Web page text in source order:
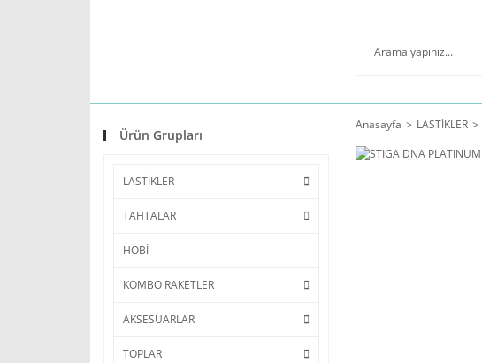
Ürün Grupları
LASTİKLER
TAHTALAR
HOBİ
KOMBO RAKETLER
AKSESUARLAR
TOPLAR
Anasayfa LASTİKLER